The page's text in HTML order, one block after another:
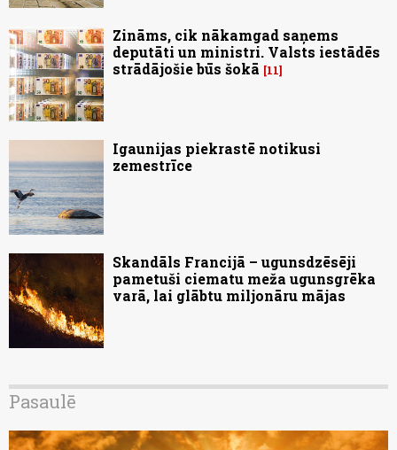
Zināms, cik nākamgad saņems
deputāti un ministri. Valsts iestādēs
strādājošie būs šokā
11
Igaunijas piekrastē notikusi
zemestrīce
Skandāls Francijā – ugunsdzēsēji
pametuši ciematu meža ugunsgrēka
varā, lai glābtu miljonāru mājas
Pasaulē